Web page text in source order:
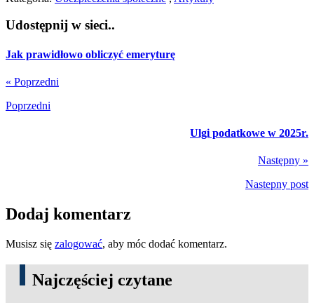
Udostępnij w sieci..
Jak prawidłowo obliczyć emeryturę
« Poprzedni
Poprzedni
Ulgi podatkowe w 2025r.
Następny »
Nastepny post
Dodaj komentarz
Musisz się zalogować, aby móc dodać komentarz.
Najczęściej czytane